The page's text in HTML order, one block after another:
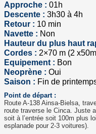
Approche : 01h
Descente : 3h30 à 4h
Retour : 10 min
Navette : Non
Hauteur du plus haut
Cordes : 2×70 m (2
Equipement : Bon
Neoprène : Oui
Saison : Fin de
Point de départ :
Route A-138 Ainsa-Bielsa,
route traverse le Cinca. Juste
soit à l’entrée soit 100m plus
esplanade pour 2-3 voitures).